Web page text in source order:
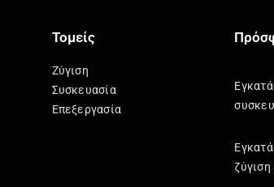
Τομείς
Ζύγιση
Συσκευασία
Επεξεργασία